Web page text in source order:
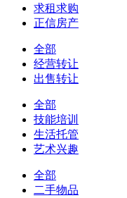
求租求购
正信房产
全部
经营转让
出售转让
全部
技能培训
生活托管
艺术兴趣
全部
二手物品